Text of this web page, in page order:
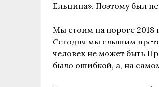
Ельцина». Поэтому был
Мы стоим на пороге 2018
Сегодня мы слышим
человек не может быть
было ошибкой, а, на